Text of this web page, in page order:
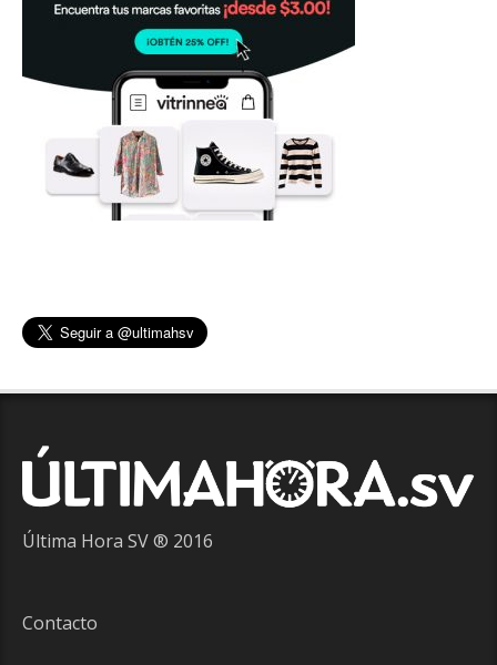
Última Hora SV ® 2016
Contacto